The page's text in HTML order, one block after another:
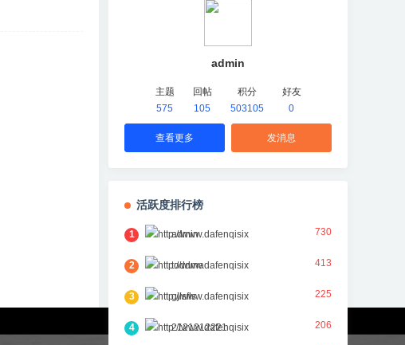
admin
主题
575
回帖
105
积分
503105
好友
0
查看更多 发消息
活跃度排行榜
1 admin 730
2 toddma 413
3 gjlsfls 225
4 2121212221 206